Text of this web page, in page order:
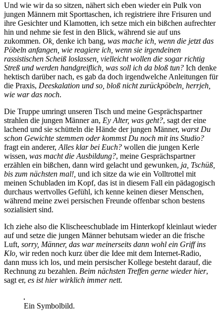
Und wie wir da so sitzen, nähert sich eben wieder ein Pulk von
jungen Männern mit Sporttaschen, ich registriere ihre Frisuren und
ihre Gesichter und Klamotten, ich setze mich ein bißchen aufrechter
hin und nehme sie fest in den Blick, während sie auf uns
zukommen. Ok, denke ich bang, was mache ich, wenn die jetzt das
Pöbeln anfangen, wie reagiere ich, wenn sie irgendeinen
rassistischen Scheiß loslassen, vielleicht wollen die sogar richtig
Streß und werden handgreiflich, was soll ich da bloß tun? Ich denke
hektisch darüber nach, es gab da doch irgendwelche Anleitungen für
die Praxis, Deeskalation und so, bloß nicht zurückpöbeln, herrjeh,
wie war das noch.
Die Truppe umringt unseren Tisch und meine Gesprächspartner
strahlen die jungen Männer an, Ey Alter, was geht?, sagt der eine
lachend und sie schütteln die Hände der jungen Männer, warst Du
schon Gewichte stemmen oder kommst Du noch mit ins Studio?
fragt ein anderer, Alles klar bei Euch? wollen die jungen Kerle
wissen, was macht die Ausbildung?, meine Gesprächspartner
erzählen ein bißchen, dann wird gelacht und gewunken, ja, Tschüß,
bis zum nächsten mal!, und ich sitze da wie ein Volltrottel mit
meinen Schubladen im Kopf, das ist in diesem Fall ein pädagogisch
durchaus wertvolles Gefühl, ich kenne keinen dieser Menschen,
während meine zwei persischen Freunde offenbar schon bestens
sozialisiert sind.
Ich ziehe also die Klischeeschublade im Hinterkopf kleinlaut wieder
auf und setze die jungen Männer behutsam wieder an die frische
Luft, sorry, Männer, das war meinerseits dann wohl ein Griff ins
Klo, wir reden noch kurz über die Idee mit dem Internet-Radio,
dann muss ich los, und mein persischer Kollege besteht darauf, die
Rechnung zu bezahlen. Beim nächsten Treffen gerne wieder hier,
sagt er, es ist hier wirklich immer nett.
Ein Symbolbild.